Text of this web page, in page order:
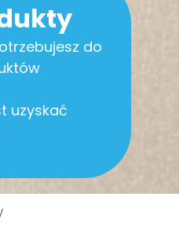
do
uzyskać